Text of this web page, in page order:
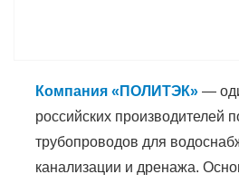
Компания «ПОЛИТЭК» —
российских производителей
трубопроводов для
канализации и дренажа.